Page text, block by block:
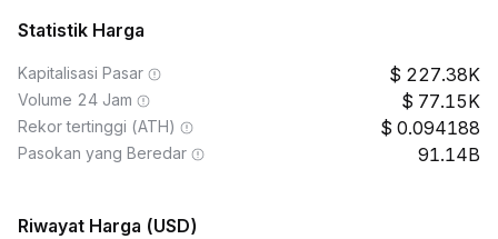
Statistik Harga
Kapitalisasi Pasar 227.38K
Volume 24 Jam 77.15K
Rekor tertinggi (ATH) 0.094188
Pasokan yang Beredar 91.14B
Riwayat Harga (USD)